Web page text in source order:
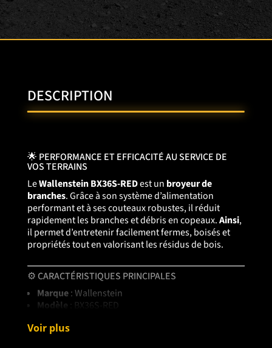
DESCRIPTION
🌟 PERFORMANCE ET EFFICACITÉ AU SERVICE DE
VOS TERRAINS
LeWallenstein BX36S-REDest un broyeur de
branches. Grâce à son système d’alimentation
performant et à ses couteaux robustes, il réduit
rapidement les branches et débris en copeaux.Ainsi,
il permet d’entretenir facilement fermes, boisés et
propriétés tout en valorisant les résidus de bois.
⚙️ CARACTÉRISTIQUES PRINCIPALES
Marque: Wallenstein
Modèle : BX36S-RED
Capacité de broyage
Voir plus